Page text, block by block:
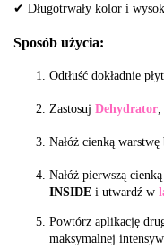
✔ Długotrwały kolor i
Sposób użycia:
Odtłuść dokładnie
Zastosuj Dehydrator
Nałóż cienką warstwę
Nałóż pierwszą
INSIDE i utwardź w
Powtórz aplikację
maksymalnej